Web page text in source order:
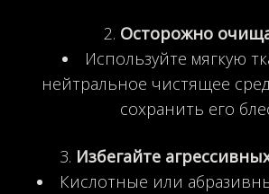
Осторожно
Используйте мягкую
нейтральное чистящее
сохранить его
Избегайте
Кислотные или